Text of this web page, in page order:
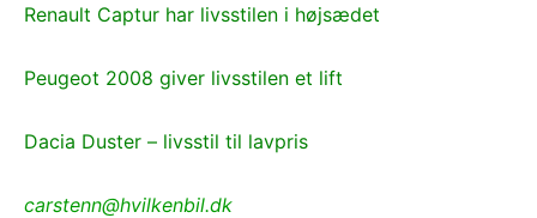
Renault Captur har livsstilen i højsædet
Peugeot 2008 giver livsstilen et lift
Dacia Duster – livsstil til lavpris
carstenn@hvilkenbil.dk